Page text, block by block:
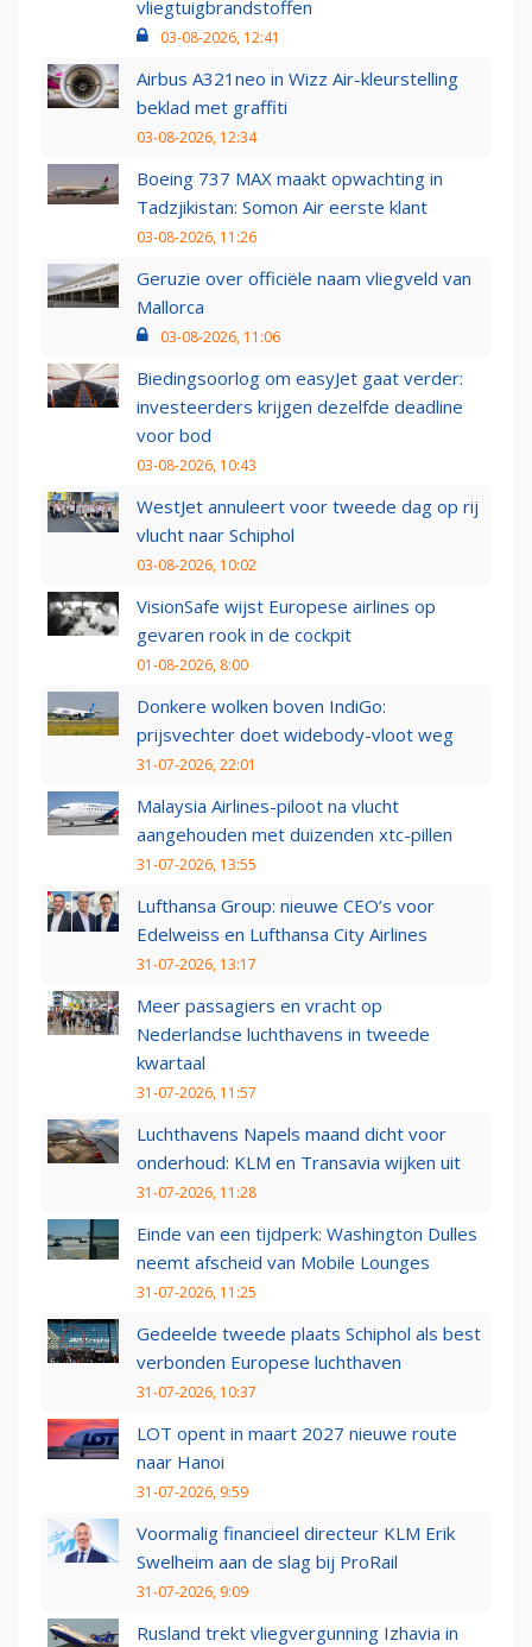
vliegtuigbrandstoffen
03-08-2026, 12:41
Airbus A321neo in Wizz Air-kleurstelling
beklad met graffiti
03-08-2026, 12:34
Boeing 737 MAX maakt opwachting in
Tadzjikistan: Somon Air eerste klant
03-08-2026, 11:26
Geruzie over officiële naam vliegveld van
Mallorca
03-08-2026, 11:06
Biedingsoorlog om easyJet gaat verder:
investeerders krijgen dezelfde deadline
voor bod
03-08-2026, 10:43
WestJet annuleert voor tweede dag op rij
vlucht naar Schiphol
03-08-2026, 10:02
VisionSafe wijst Europese airlines op
gevaren rook in de cockpit
01-08-2026, 8:00
Donkere wolken boven IndiGo:
prijsvechter doet widebody-vloot weg
31-07-2026, 22:01
Malaysia Airlines-piloot na vlucht
aangehouden met duizenden xtc-pillen
31-07-2026, 13:55
Lufthansa Group: nieuwe CEO’s voor
Edelweiss en Lufthansa City Airlines
31-07-2026, 13:17
Meer passagiers en vracht op
Nederlandse luchthavens in tweede
kwartaal
31-07-2026, 11:57
Luchthavens Napels maand dicht voor
onderhoud: KLM en Transavia wijken uit
31-07-2026, 11:28
Einde van een tijdperk: Washington Dulles
neemt afscheid van Mobile Lounges
31-07-2026, 11:25
Gedeelde tweede plaats Schiphol als best
verbonden Europese luchthaven
31-07-2026, 10:37
LOT opent in maart 2027 nieuwe route
naar Hanoi
31-07-2026, 9:59
Voormalig financieel directeur KLM Erik
Swelheim aan de slag bij ProRail
31-07-2026, 9:09
Rusland trekt vliegvergunning Izhavia in